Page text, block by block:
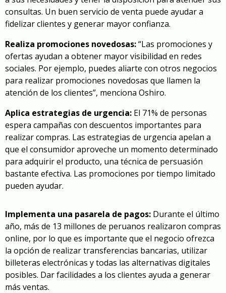
consultas. Un buen servicio de venta puede ayudar a
fidelizar clientes y generar mayor confianza.
Realiza promociones novedosas:“Las promociones y
ofertas ayudan a obtener mayor visibilidad en redes
sociales. Por ejemplo, puedes aliarte con otros negocios
para realizar promociones novedosas que llamen la
atención de los clientes”, menciona Oshiro.
Aplica estrategias de urgencia: El 71% de personas
espera campañas con descuentos importantes para
realizar compras. Las estrategias de urgencia apelan a
que el consumidor aproveche un momento determinado
para adquirir el producto, una técnica de persuasión
bastante efectiva. Las promociones por tiempo limitado
pueden ayudar.
Implementa una pasarela de pagos: Durante el último
año, más de 13 millones de peruanos realizaron compras
online, por lo que es importante que el negocio ofrezca
la opción de realizar transferencias bancarias, utilizar
billeteras electrónicas y todas las alternativas digitales
posibles. Dar facilidades a los clientes ayuda a generar
más ventas.